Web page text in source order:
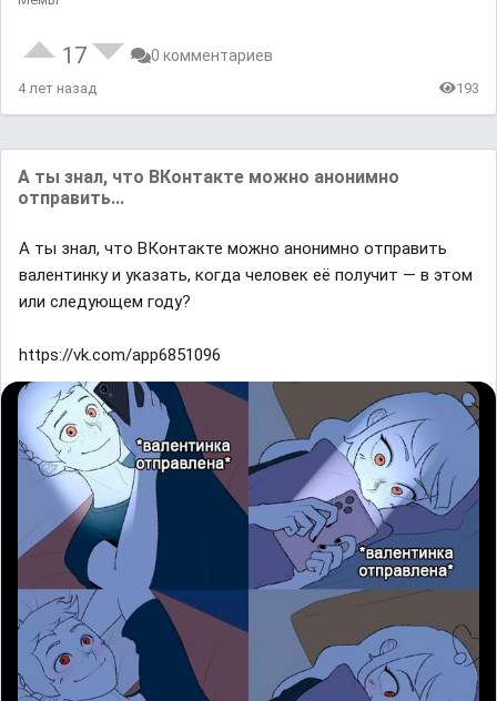
17 0 комментариев
4 лет назад 193
А ты знал, что ВКонтакте можно анонимно
отправить...
А ты знал, что ВКонтакте можно анонимно отправить
валентинку и указать, когда человек её получит — в этом
или следующем году?
https://vk.com/app6851096